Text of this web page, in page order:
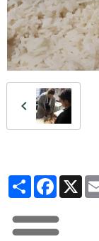
PartagerFacebook
X